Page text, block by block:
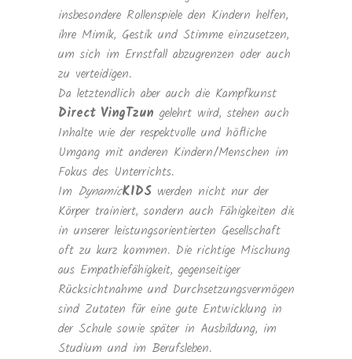
insbesondere Rollenspiele den Kindern helfen,
ihre Mimik, Gestik und Stimme einzusetzen,
um sich im Ernstfall abzugrenzen oder auch
zu verteidigen.
Da letztendlich aber auch die Kampfkunst
Direct VingTzun gelehrt wird, stehen auch
Inhalte wie der respektvolle und höfliche
Umgang mit anderen Kindern/Menschen im
Fokus des Unterrichts.
Im DynamicKIDS werden nicht nur der
Körper trainiert, sondern auch Fähigkeiten die
in unserer leistungsorientierten Gesellschaft
oft zu kurz kommen. Die richtige Mischung
aus Empathiefähigkeit, gegenseitiger
Rücksichtnahme und Durchsetzungsvermögen
sind Zutaten für eine gute Entwicklung in
der Schule sowie später in Ausbildung, im
Studium und im Berufsleben.